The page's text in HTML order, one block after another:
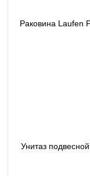
Раковина Laufen
Унитаз